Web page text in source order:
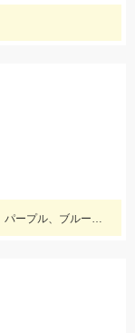
敦賀イカメタル連日好調です♪ 定番の赤緑、パープル、ブルーなどUVカラーが特に好反応でした！